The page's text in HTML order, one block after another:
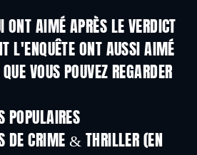
ONT AIMÉ APRÈS LE VERDICT
L'ENQUÊTE ONT AUSSI AIMÉ
Série
VOUS POUVEZ REGARDER
POPULAIRESSérie
DE CRIME & THRILLER (EN